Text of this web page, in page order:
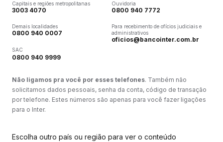
Capitais e regiões metropolitanas
3003 4070
Demais localidades
0800 940 0007
SAC
0800 940 9999
Ouvidoria
0800 940 7772
Para recebimento de ofícios judiciais e
administrativos
oficios@bancointer.com.br
Não ligamos pra você por esses telefones. Também não
solicitamos dados pessoais, senha da conta, código de transação
por telefone. Estes números são apenas para você fazer ligações
para o Inter.
Escolha outro país ou região para ver o conteúdo